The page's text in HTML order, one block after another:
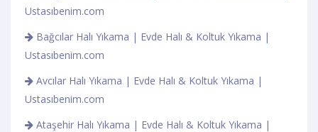
Ustasıbenim.com
Bağcılar Halı Yıkama | Evde Halı & Koltuk Yıkama |
Ustasıbenim.com
Avcılar Halı Yıkama | Evde Halı & Koltuk Yıkama |
Ustasıbenim.com
Ataşehir Halı Yıkama | Evde Halı & Koltuk Yıkama |